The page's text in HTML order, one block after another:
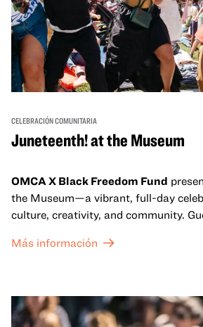
CELEBRACIÓN COMUNITARIA
Juneteenth! at the Museum
OMCA X Black Freedom Fund
the Museum—a vibrant, full-day
culture, creativity, and community.
sets from boundary-pushing artists,
move, make, and connect in
Más información